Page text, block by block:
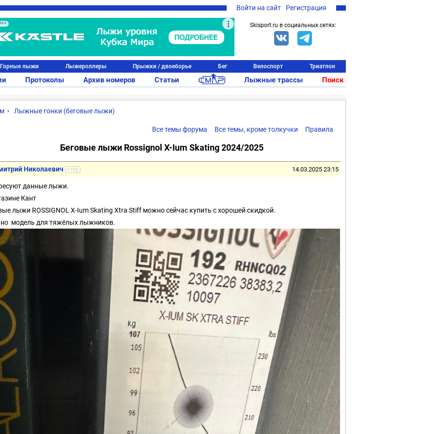
Войти на сайт Регистрация
Skisport.ru в социальных сетях:
Горные лыжи Лыжероллеры Прыжки / двоеборье Бег Велоспорт Триатлон
Протоколы Архив номеров Статьи Лыжные трассы Поиск
Лыжные гонки (беговые лыжи)
Правила
Все темы, кроме толкучки
Все темы форума
Беговые лыжи Rossignol X-Ium Skating 2024/2025
Николаевич 1736 14.03.2025 23:15
данные лыжи.
Кант
лыжи ROSSIGNOL X-Ium Skating Xtra Stiff можно сейчас купить с хорошей скидкой.
модель для тяжёлых лыжников.